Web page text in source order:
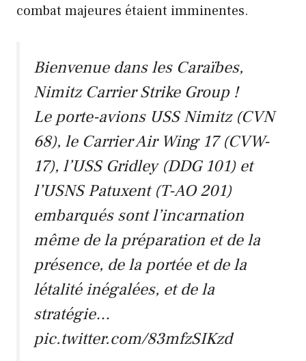
combat majeures étaient imminentes.
Bienvenue dans les Caraïbes,
Nimitz Carrier Strike Group !
Le porte-avions USS Nimitz (CVN
68), le Carrier Air Wing 17 (CVW-
17), l’USS Gridley (DDG 101) et
l’USNS Patuxent (T-AO 201)
embarqués sont l’incarnation
même de la préparation et de la
présence, de la portée et de la
létalité inégalées, et de la
stratégie…
pic.twitter.com/83mfzSIKzd